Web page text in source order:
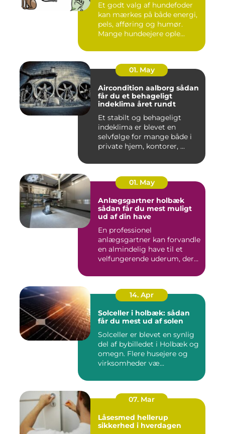
Et godt valg af hundefoder
kan mærkes på både energi,
pels, afføring og humør.
Mange hundeejere ople...
01. May
Aircondition aalborg sådan
får du et behageligt
indeklima året rundt
Et stabilt og behageligt
indeklima er blevet en
selvfølge for mange både i
private hjem, kontorer, ...
01. May
Anlægsgartner holbæk
sådan får du mest muligt
ud af din have
En professionel
anlægsgartner kan forvandle
en almindelig have til et
velfungerende uderum, der
14. Apr
Solceller i holbæk: sådan
får du mest ud af solen
Solceller er blevet en synlig
del af bybilledet i Holbæk og
omegn. Flere husejere og
virksomheder væ...
07. Mar
Låsesmed hellerup
sikkerhed i hverdagen